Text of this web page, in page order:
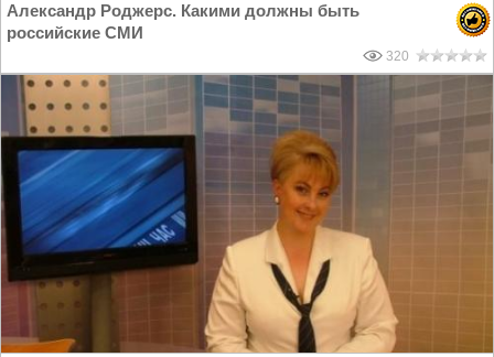
Александр Роджерс. Какими должны быть
российские СМИ
320